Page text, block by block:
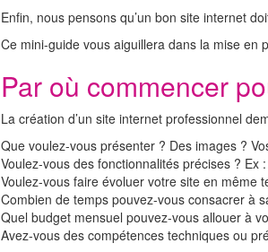
Enfin, nous pensons qu’un bon site internet
Ce mini-guide vous aiguillera dans la mise en
Par où commencer
La création d’un site internet professionnel
Que voulez-vous présenter ? Des images ?
Voulez-vous des fonctionnalités précises ? Ex
Voulez-vous faire évoluer votre site en même
Combien de temps pouvez-vous consacrer à
Quel budget mensuel pouvez-vous allouer à
Avez-vous des compétences techniques ou